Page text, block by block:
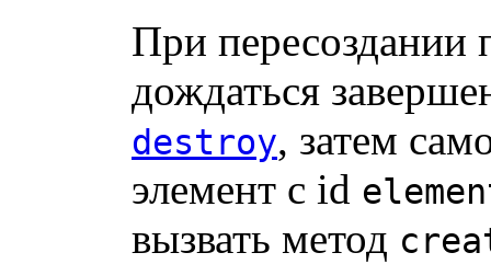
При пересоздании
дождаться
destroy, затем
элемент с id
вызвать метод